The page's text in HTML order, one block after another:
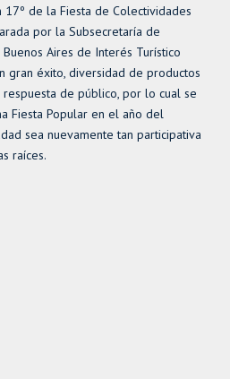
17º de la Fiesta de Colectividades
por la Subsecretaría de
Aires de Interés Turístico
gran éxito, diversidad de productos
de público, por lo cual se
Fiesta Popular en el año del
sea nuevamente tan participativa
raíces.